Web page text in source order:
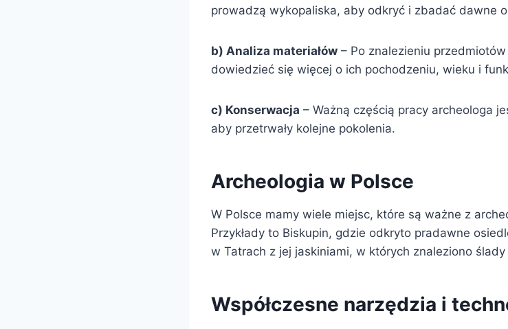
prowadzą wykopaliska, aby odkryć i zbadać dawne
b) Analiza materiałów – Po znalezieniu
dowiedzieć się więcej o ich pochodzeniu, wieku i
c) Konserwacja – Ważną częścią pracy archeologa
aby przetrwały kolejne pokolenia.
Archeologia w Polsce
W Polsce mamy wiele miejsc, które są ważne z
Przykłady to Biskupin, gdzie odkryto pradawne
w Tatrach z jej jaskiniami, w których znaleziono
Współczesne narzędzia i